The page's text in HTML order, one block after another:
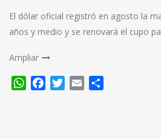
El dólar oficial registró en agosto la
años y medio y se renovará el cupo
Ampliar
WhatsApp
FacebookTwitter
Email